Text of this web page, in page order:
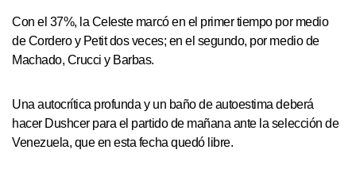
Con el 37%, la Celeste marcó en el primer tiempo por medio
de Cordero y Petit dos veces; en el segundo, por medio de
Machado, Crucci y Barbas.
Una autocrítica profunda y un baño de autoestima deberá
hacer Dushcer para el partido de mañana ante la selección de
Venezuela, que en esta fecha quedó libre.